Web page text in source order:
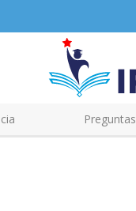
Preguntas